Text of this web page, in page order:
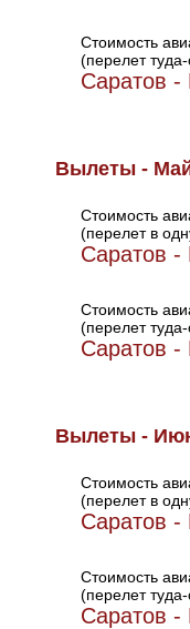
Стоимость
(перелет
Саратов -
Вылеты -
Стоимость
(перелет в
Саратов -
Стоимость
(перелет
Саратов -
Вылеты -
Стоимость
(перелет в
Саратов -
Стоимость
(перелет
Саратов -